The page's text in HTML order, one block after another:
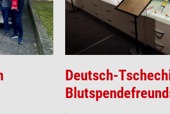
Deutsch-